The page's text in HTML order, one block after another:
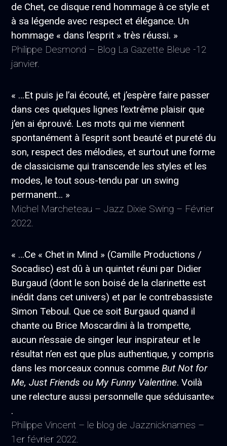
de Chet, ce disque rend hommage à ce style et
à sa légende avec respect et élégance. Un
hommage « dans l’esprit » très réussi. »
Philippe Desmond – Blog La Gazette Bleue -12
janvier.
« …Et puis je l’ai écouté, et j’espère faire passer
dans ces quelques lignes l’extrême plaisir que
j’en ai éprouvé. Les mots qui me viennent
spontanément à l’esprit sont beauté et pureté du
son, respect des mélodies, et surtout une forme
de classicisme qui transcende les styles et les
modes, le tout sous-tendu par un swing
permanent… »
Michel Marcheteau – Jazz Dixie Swing – Février
2022.
« …Ce « Chet in Mind » (Camille Productions /
Socadisc) est dû à un quintet réuni par Didier
Burgaud (dont le son boisé de la clarinette est
inédit dans cet univers) et par le contrebassiste
Simon Teboul. Que ce soit Burgaud quand il
chante ou Brice Moscardini à la trompette,
aucun n’essaie de singer leur inspirateur et le
résultat n’en est que plus authentique, y compris
dans les morceaux connus comme But Not for
Me, Just Friends ou My Funny Valentine. Voilà
une relecture aussi personnelle que séduisante«
.
Philippe Vincent – le blog de Jazznicknames –
1er février 2022.